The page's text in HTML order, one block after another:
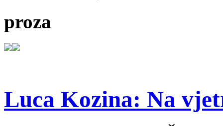
proza
Luca Kozina: Na